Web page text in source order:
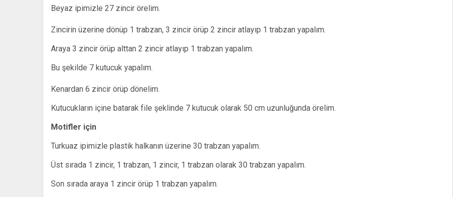
Beyaz ipimizle 27 zincir örelim.
Zincirin üzerine dönüp 1 trabzan, 3 zincir örüp 2 zincir atlayıp 1 trabzan yapalım.
Araya 3 zincir örüp alttan 2 zincir atlayıp 1 trabzan yapalım.
Bu şekilde 7 kutucuk yapalım.
Kenardan 6 zincir örüp dönelim.
Kutucukların içine batarak file şeklinde 7 kutucuk olarak 50 cm uzunluğunda örelim.
Motifler için
Turkuaz ipimizle plastik halkanın üzerine 30 trabzan yapalım.
Üst sırada 1 zincir, 1 trabzan, 1 zincir, 1 trabzan olarak 30 trabzan yapalım.
Son sırada araya 1 zincir örüp 1 trabzan yapalım.